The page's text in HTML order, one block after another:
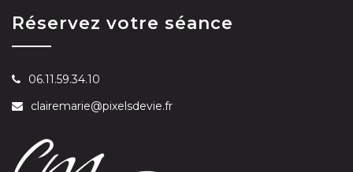
Réservez votre séance
06.11.59.34.10
clairemarie@pixelsdevie.fr